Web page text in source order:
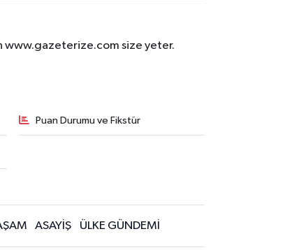
www.gazeterize.com size yeter.
Puan Durumu ve Fikstür
ASAYİŞ ÜLKE GÜNDEMİ